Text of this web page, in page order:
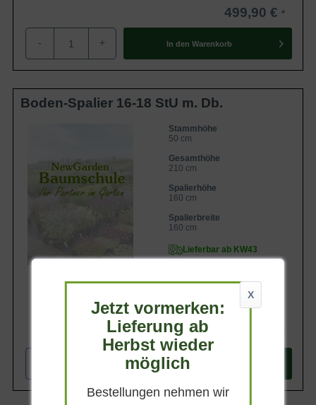
499,90 €
- + In den Warenkorb
Boden-Spalier 16-18 StU m. Db.
Stammhöhe
50 cm
Gesamthöhe
210 cm
Spalierhöhe
160 cm
Spalierbreite
160 cm
Lieferbar ab KW43
In den
X
Jetzt vormerken:
Lieferung ab
Herbst wieder
möglich
Bestellungen nehmen wir